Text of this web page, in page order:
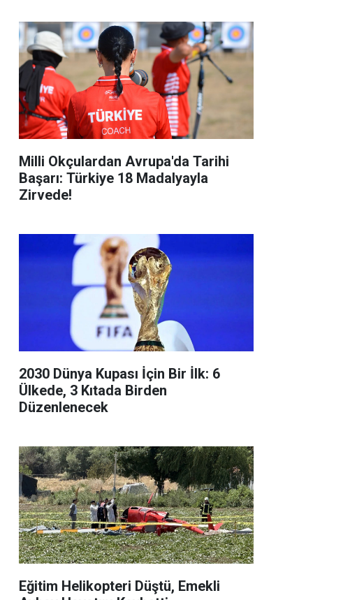
Milli Okçulardan Avrupa'da Tarihi
Başarı: Türkiye 18 Madalyayla
Zirvede!
2030 Dünya Kupası İçin Bir İlk: 6
Ülkede, 3 Kıtada Birden
Düzenlenecek
Eğitim Helikopteri Düştü, Emekli